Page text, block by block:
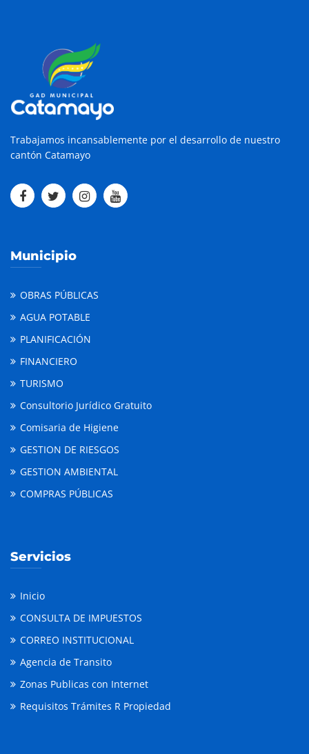
Trabajamos incansablemente por el desarrollo de nuestro
cantón Catamayo
Municipio
OBRAS PÚBLICAS
AGUA POTABLE
PLANIFICACIÓN
FINANCIERO
TURISMO
Consultorio Jurídico Gratuito
Comisaria de Higiene
GESTION DE RIESGOS
GESTION AMBIENTAL
COMPRAS PÚBLICAS
Servicios
Inicio
CONSULTA DE IMPUESTOS
CORREO INSTITUCIONAL
Agencia de Transito
Zonas Publicas con Internet
Requisitos Trámites R Propiedad